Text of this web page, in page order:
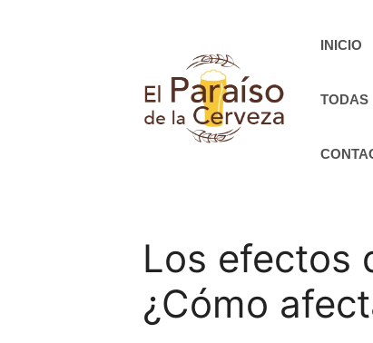
INICIO
TODAS
Los efectos
¿Cómo